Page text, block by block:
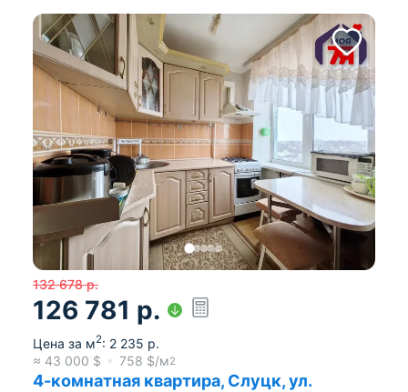
132 678 р.
126 781 р.
Цена за м2: 2 235 р.
≈ 43 000 $ 758 $/м2
4-комнатная квартира, Слуцк, ул.